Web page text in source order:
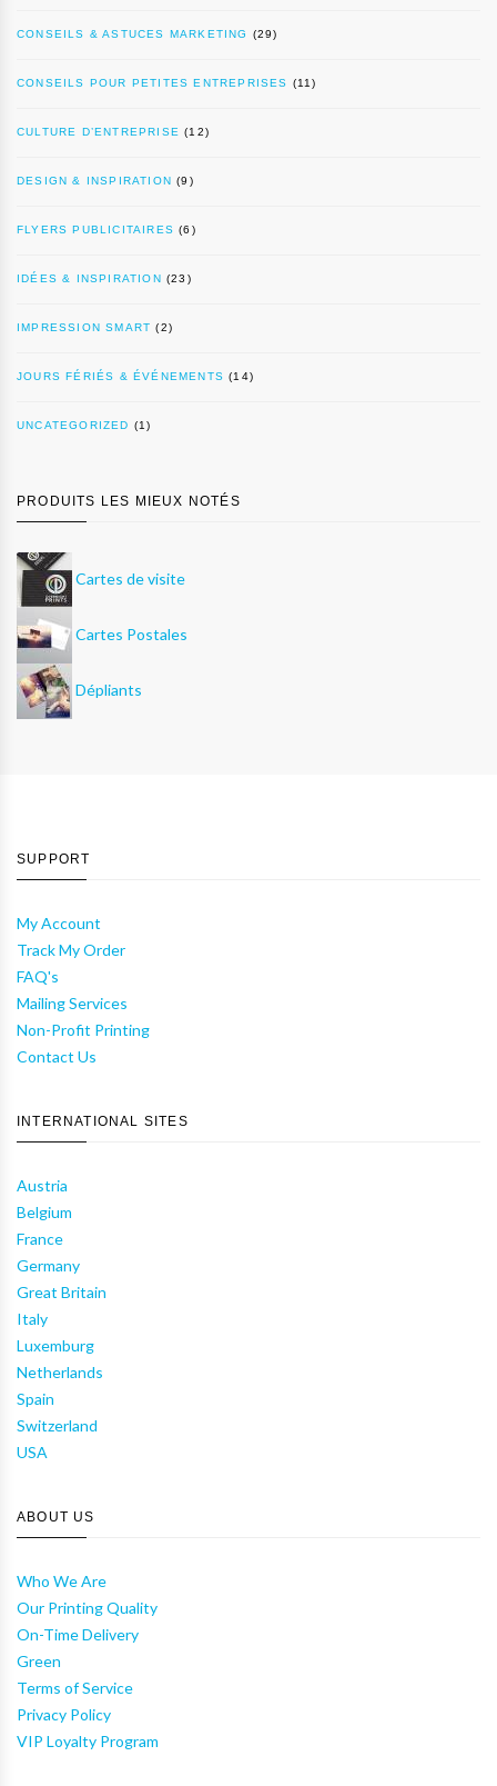
CONSEILS & ASTUCES MARKETING (29)
CONSEILS POUR PETITES ENTREPRISES (11)
CULTURE D’ENTREPRISE (12)
DESIGN & INSPIRATION (9)
FLYERS PUBLICITAIRES (6)
IDÉES & INSPIRATION (23)
IMPRESSION SMART (2)
JOURS FÉRIÉS & ÉVÉNEMENTS (14)
UNCATEGORIZED (1)
PRODUITS LES MIEUX NOTÉS
Cartes de visite
Cartes Postales
Dépliants
SUPPORT
My Account
Track My Order
FAQ's
Mailing Services
Non-Profit Printing
Contact Us
INTERNATIONAL SITES
Austria
Belgium
France
Germany
Great Britain
Italy
Luxemburg
Netherlands
Spain
Switzerland
USA
ABOUT US
Who We Are
Our Printing Quality
On-Time Delivery
Green
Terms of Service
Privacy Policy
VIP Loyalty Program